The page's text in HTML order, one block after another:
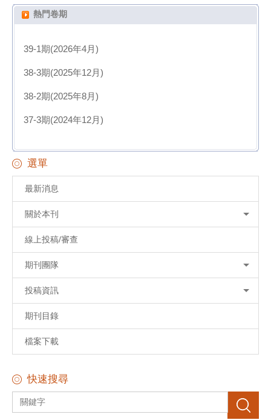
熱門卷期
39-1期(2026年4月)
38-3期(2025年12月)
38-2期(2025年8月)
37-3期(2024年12月)
選單
最新消息
關於本刊
線上投稿/審查
期刊團隊
投稿資訊
期刊目錄
檔案下載
快速搜尋
搜尋